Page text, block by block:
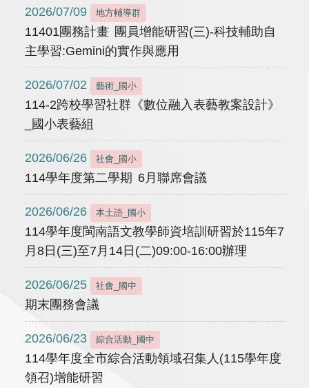
2026/07/09 地方輔導群
11401團務計畫 團員增能研習(三)-科技輔助自
主學習:Gemini的實作與應用
2026/07/02 藝術_國小
114-2跨校學習社群《數位融入表藝教案設計》
_國小表藝組
2026/06/26 社會_國小
114學年度第二學期 6月聯席會議
2026/06/26 本土語_國小
114學年度閩南語文教學師資培訓研習於115年7
月8日(三)至7月14日(二)09:00-16:00辦理
2026/06/25 社會_國中
期末團務會議
2026/06/23 綜合活動_國中
114學年度全市綜合活動領域召集人(115學年度
領召)增能研習